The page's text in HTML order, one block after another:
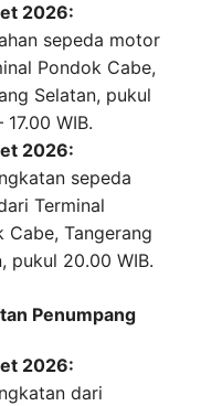
2026:
sepeda motor
Pondok Cabe,
Selatan, pukul
WIB.
2026:
sepeda
Terminal
Cabe, Tangerang
pukul 20.00 WIB.
Penumpang
2026:
dari